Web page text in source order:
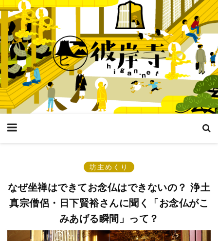
坊主めくり
なぜ坐禅はできてお念仏はできないの？ 浄土
真宗僧侶・日下賢裕さんに聞く「お念仏がこ
みあげる瞬間」って？